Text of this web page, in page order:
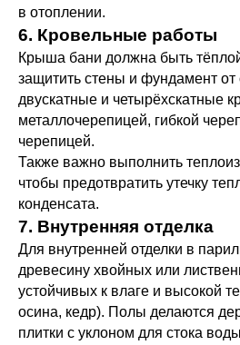
в отоплении.
6. Кровельные работы
Крыша бани должна быть
защитить стены и фундамент
двускатные и четырёхскатные
металлочерепицей, гибкой
черепицей.
Также важно выполнить
чтобы предотвратить утечку
конденсата.
7. Внутренняя отделка
Для внутренней отделки в
древесину хвойных или
устойчивых к влаге и высокой
осина, кедр). Полы делаются
плитки с уклоном для стока